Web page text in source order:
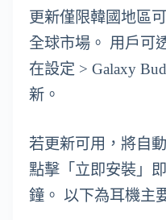
更新僅限韓國地區
全球市場。 用戶可
在設定 > Galaxy
新。
若更新可用，將自
點擊「立即安裝」
鐘。 以下為耳機主